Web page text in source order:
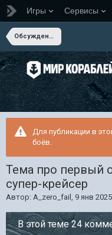
Игры Сервисы
Обсуждение Мира Кораблей
Для публикации в
боёв.
Тема про первый
супер-крейсер
Автор: A_zero_fail , 9 янв
В этой теме 24